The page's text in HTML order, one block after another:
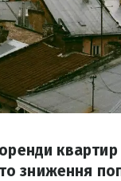
зниження